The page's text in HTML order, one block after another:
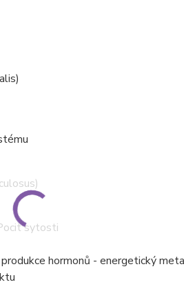
sytosti
hormonů - energetický